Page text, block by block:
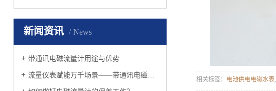
新闻资讯 News
带通讯电磁流量计用途与优势
流量仪表赋能万千场景——带通讯电磁流量计
相关标签： 电池供电电磁水表,